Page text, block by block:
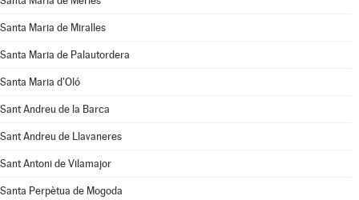
Santa Maria de Miralles
Santa Maria de Palautordera
Santa Maria d'Oló
Sant Andreu de la Barca
Sant Andreu de Llavaneres
Sant Antoni de Vilamajor
Santa Perpètua de Mogoda